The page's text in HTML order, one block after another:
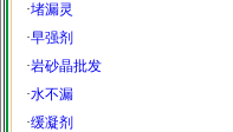
·堵漏灵
·早强剂
·岩砂晶批发
·水不漏
·缓凝剂